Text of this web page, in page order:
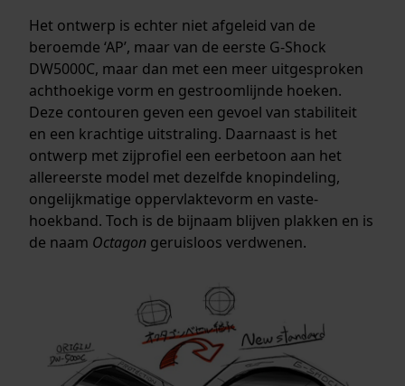
Het ontwerp is echter niet afgeleid van de
beroemde ‘AP’, maar van de eerste G-Shock
DW5000C, maar dan met een meer uitgesproken
achthoekige vorm en gestroomlijnde hoeken.
Deze contouren geven een gevoel van stabiliteit
en een krachtige uitstraling. Daarnaast is het
ontwerp met zijprofiel een eerbetoon aan het
allereerste model met dezelfde knopindeling,
ongelijkmatige oppervlaktevorm en vaste-
hoekband. Toch is de bijnaam blijven plakken en is
de naam Octagon geruisloos verdwenen.